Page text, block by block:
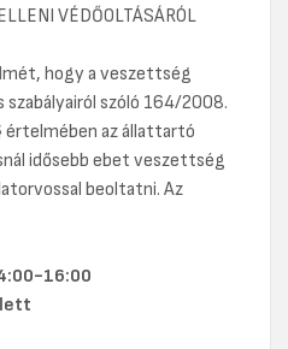
VÉDŐOLTÁSÁRÓL
hogy a veszettség
szabályairól szóló 164/2008.
értelmében az állattartó
idősebb ebet veszettség
beoltatni. Az
16:00